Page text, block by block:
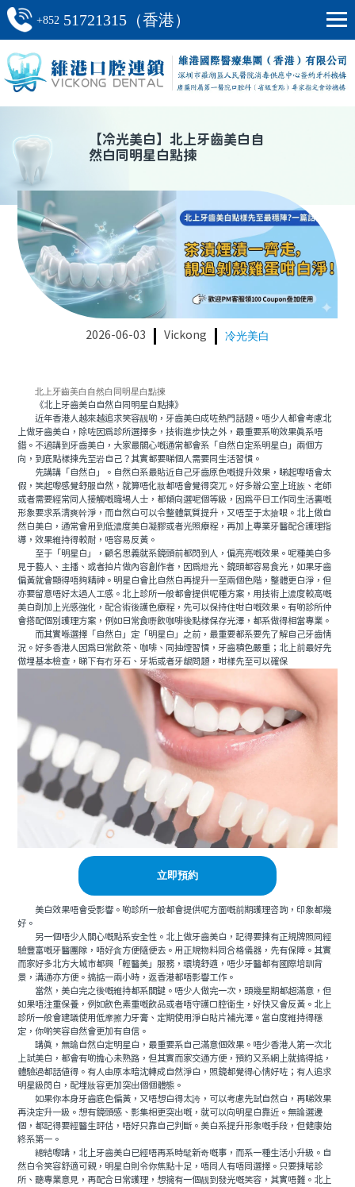
+852 51721315（香港）
【冷光美白】 北上牙齒美白自
然白同明星白點揀
2026-06-03 Vickong 冷光美白
北上牙齒美白自然白同明星白點揀
《北上牙齒美白自然白同明星白點揀》
近年香港人越來越追求笑容靓啲，牙齒美白成咗熱門話題。唔少人都會考慮北
上做牙齒美白，除咗因爲診所選擇多，技術進步快之外，最重要系啲效果真系唔
錯。不過講到牙齒美白，大家最關心嘅通常都會系「自然白定系明星白」兩個方
向，到底點樣揀先至岩自己？其實都要睇個人需要同生活習慣。
先講講「自然白」。自然白系最貼近自己牙齒原色嘅提升效果，睇起嚟唔會太
假，笑起嚟感覺舒服自然，就算唔化妝都唔會覺得突兀。好多辦公室上班族、老師
或者需要經常同人接觸嘅職場人士，都傾向選呢個等級，因爲平日工作同生活裏嘅
形象要求系清爽幹淨，而自然白可以令整體氣質提升，又唔至于太搶眼。北上做自
然白美白，通常會用到低濃度美白凝膠或者光照療程，再加上專業牙醫配合護理指
導，效果維持得較耐，唔容易反黃。
至于「明星白」，顧名思義就系鏡頭前都閃到人，偏亮亮嘅效果。呢種美白多
見于藝人、主播、或者拍片做內容創作者，因爲燈光、鏡頭都容易食光，如果牙齒
偏黃就會顯得唔夠精神。明星白會比自然白再提升一至兩個色階，整體更白淨，但
亦要留意唔好太過人工感。北上診所一般都會提供呢種方案，用技術上濃度較高嘅
美白劑加上光感強化，配合術後護色療程，先可以保持住咁白嘅效果。有啲診所仲
會搭配個別護理方案，例如日常食嘢飲咖啡後點樣保存光澤，都系做得相當專業。
而其實喺選擇「自然白」定「明星白」之前，最重要都系要先了解自己牙齒情
況。好多香港人因爲日常飲茶、咖啡、同抽煙習慣，牙齒積色嚴重；北上前最好先
做埋基本檢查，睇下有冇牙石、牙垢或者牙龈問題，咁樣先至可以確保
立即預約
美白效果唔會受影響。啲診所一般都會提供呢方面嘅前期護理咨詢，印象都幾
好。
另一個唔少人關心嘅點系安全性。北上做牙齒美白，記得要揀有正規牌照同經
驗豐富嘅牙醫團隊，唔好貪方便隨便去。用正規物料同合格儀器，先有保障。其實
而家好多北方大城市都興「輕醫美」服務，環境舒適，唔少牙醫都有國際培訓背
景，溝通亦方便。搞掂一兩小時，返香港都唔影響工作。
當然，美白完之後嘅維持都系關鍵。唔少人做完一次，頭幾星期都超滿意，但
如果唔注重保養，例如飲色素重嘅飲品或者唔守護口腔衛生，好快又會反黃。北上
診所一般會建議使用低摩擦力牙膏、定期使用淨白貼片補光澤。當白度維持得穩
定，你啲笑容自然會更加有自信。
講真，無論自然白定明星白，最重要系自己滿意個效果。唔少香港人第一次北
上試美白，都會有啲擔心未熟路，但其實而家交通方便，預約又系網上就搞得掂，
體驗過都話值得。有人由原本暗沈轉成自然淨白，照鏡都覺得心情好咗；有人追求
明星級閃白，配埋妝容更加突出個個體態。
如果你本身牙齒底色偏黃，又唔想白得太誇，可以考慮先試自然白，再睇效果
再決定升一級。想有鏡頭感、影集相更突出嘅，就可以向明星白靠近。無論選邊
個，都記得要經醫生評估，唔好只靠自己判斷。美白系提升形象嘅手段，但健康始
終系第一。
總結嚟講，北上牙齒美白已經唔再系時髦新奇嘅事，而系一種生活小升級。自
然白令笑容舒適可親，明星白則令你焦點十足，唔同人有唔同選擇。只要揀啱診
所、聽專業意見，再配合日常護理，想擁有一個靓到發光嘅笑容，其實唔難。北上